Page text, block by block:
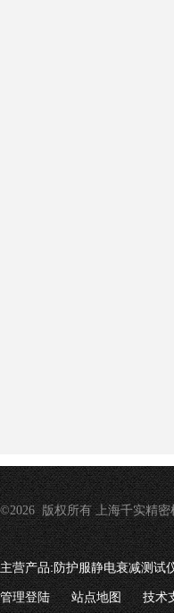
©2026 版权所有 上海千实精密
主营产品:防护服静电衰减测试
管理登陆 站点地图 技术